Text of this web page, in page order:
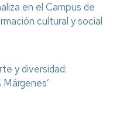
en el Campus de
cultural y social
y diversidad: